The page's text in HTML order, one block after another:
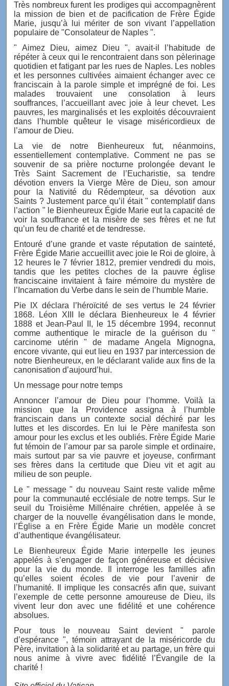
Très nombreux furent les prodiges qui accompagnèrent
la mission de bien et de pacification de Frère Égide
Marie, jusqu’à lui mériter de son vivant l’appellation
populaire de "Consolateur de Naples ".
" Aimez Dieu, aimez Dieu ", avait-il l’habitude de
répéter à ceux qui le rencontraient dans son pèlerinage
quotidien et fatigant par les rues de Naples. Les nobles
et les personnes cultivées aimaient échanger avec ce
franciscain à la parole simple et imprégné de foi. Les
malades trouvaient une consolation à leurs
souffrances, l’accueillant avec joie à leur chevet. Les
pauvres, les marginalisés et les exploités découvraient
dans l’humble quêteur le visage miséricordieux de
l’amour de Dieu.
La vie de notre Bienheureux fut, néanmoins,
essentiellement contemplative. Comment ne pas se
souvenir de sa prière nocturne prolongée devant le
Très Saint Sacrement de l’Eucharistie, sa tendre
dévotion envers la Vierge Mère de Dieu, son amour
pour la Nativité du Rédempteur, sa dévotion aux
Saints ? Justement parce qu’il était " contemplatif dans
l’action " le Bienheureux Égide Marie eut la capacité de
voir la souffrance et la misère de ses frères et ne fut
qu’un feu de charité et de tendresse.
Entouré d’une grande et vaste réputation de sainteté,
Frère Égide Marie accueillit avec joie le Roi de gloire, à
12 heures le 7 février 1812, premier vendredi du mois,
tandis que les petites cloches de la pauvre église
franciscaine invitaient à faire mémoire du mystère de
l’Incarnation du Verbe dans le sein de l’humble Marie.
Pie IX déclara l’héroïcité de ses vertus le 24 février
1868. Léon XIII le déclara Bienheureux le 4 février
1888 et Jean-Paul II, le 15 décembre 1994, reconnut
comme authentique le miracle de la guérison du "
carcinome utérin " de madame Angela Mignogna,
encore vivante, qui eut lieu en 1937 par intercession de
notre Bienheureux, en le déclarant valide aux fins de la
canonisation d’aujourd’hui.
Un message pour notre temps
Annoncer l’amour de Dieu pour l’homme. Voilà la
mission que la Providence assigna à l’humble
franciscain dans un contexte social déchiré par les
luttes et les discordes. En lui le Père manifesta son
amour pour les exclus et les oubliés. Frère Égide Marie
fut témoin de l’amour par sa parole simple et ordinaire,
mais surtout par sa vie pauvre et joyeuse, confirmant
ses frères dans la certitude que Dieu vit et agit au
milieu de son peuple.
Le " message " du nouveau Saint reste valide même
pour la communauté ecclésiale de notre temps. Sur le
seuil du Troisième Millénaire chrétien, appelée à se
charger de la nouvelle évangélisation dans le monde,
l’Église a en Frère Égide Marie un modèle concret
d’authentique évangélisateur.
Le Bienheureux Égide Marie interpelle les jeunes
appelés à s’engager de façon généreuse et décisive
pour la vie du monde. Il interroge les familles afin
qu’elles soient écoles de vie pour l’avenir de
l’humanité. Il implique les consacrés afin que, suivant
l’exemple de cette personne amoureuse de Dieu, ils
vivent leur don avec une fidélité et une cohérence
absolues.
Pour tous le nouveau Saint devient " parole
d’espérance ", témoin attrayant de la miséricorde du
Père, invitation à la solidarité et au partage, un frère qui
nous anime à vivre avec fidélité l’Évangile de la
charité !